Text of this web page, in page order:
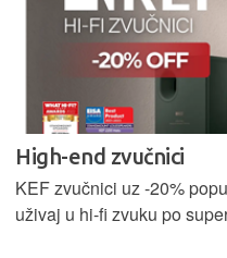
High-end zvučnici
KEF zvučnici uz -20%
uživaj u hi-fi zvuku po